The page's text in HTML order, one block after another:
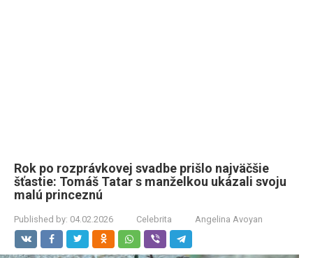
Rok po rozprávkovej svadbe prišlo najväčšie
šťastie: Tomáš Tatar s manželkou ukázali svoju
malú princeznú
Published by: 04.02.2026 Celebrita Angelina Avoyan